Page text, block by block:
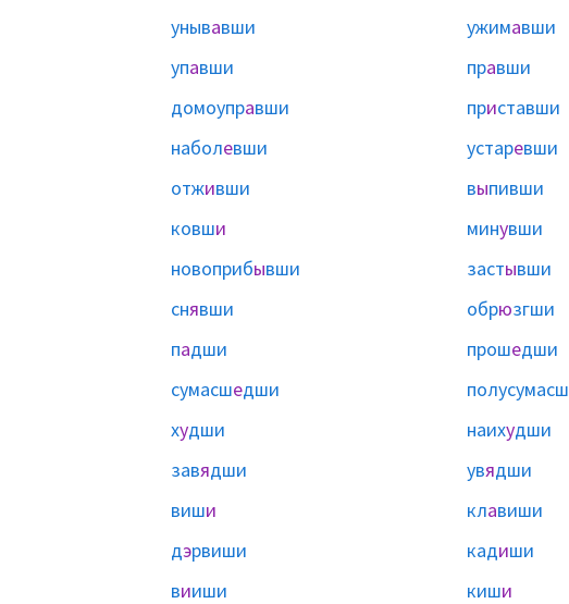
унывавши ужимавши
упавши правши
домоуправши приставши
наболевши устаревши
отживши выпивши
ковши минувши
новоприбывши застывши
снявши обрюзгши
падши прошедши
сумасшедши полусумасш
худши наихудши
завядши увядши
виши клавиши
дэрвиши кадиши
вииши киши